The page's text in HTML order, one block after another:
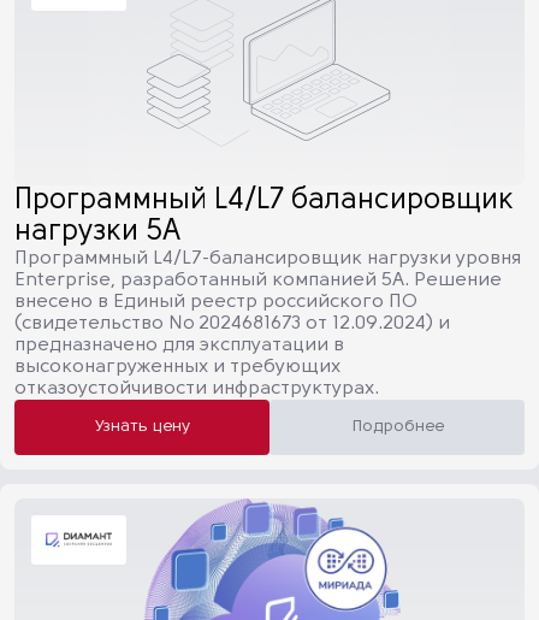
Программный L4/L7 балансировщик
нагрузки 5А
Программный L4/L7-балансировщик нагрузки уровня
Enterprise, разработанный компанией 5А. Решение
внесено в Единый реестр российского ПО
(свидетельство № 2024681673 от 12.09.2024) и
предназначено для эксплуатации в
высоконагруженных и требующих
отказоустойчивости инфраструктурах.
Узнать цену Подробнее